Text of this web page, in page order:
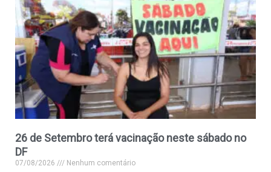
26 de Setembro terá vacinação neste sábado no
DF
07/08/2026 Nenhum comentário